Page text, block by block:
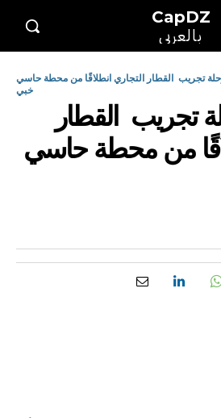
CapDZ
بالعربي
تجريب القطار التجاري انطلاقًا من محطة حاسي
خبي
تجريب القطار
من محطة حاسي